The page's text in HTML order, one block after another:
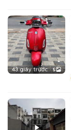
43 giây trước 5